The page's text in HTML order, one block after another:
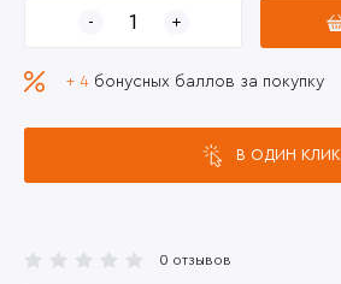
0 отзывов
+ 4 бонусных баллов за покупку
В ОДИН КЛИК